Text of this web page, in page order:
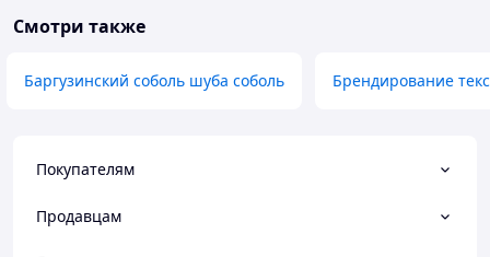
Смотри также
Баргузинский соболь шуба соболь Брендирование
Покупателям
Продавцам